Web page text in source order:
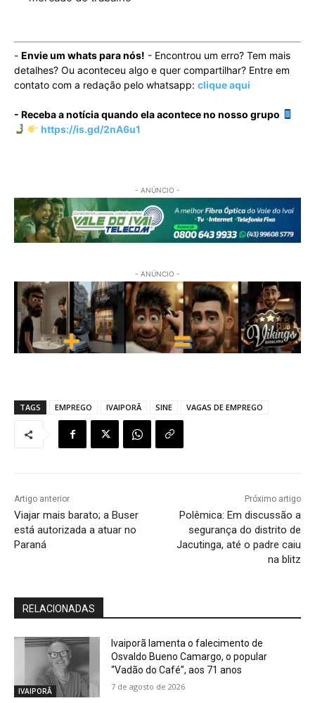
- Envie um whats para nós! - Encontrou um erro? Tem mais
detalhes? Ou aconteceu algo e quer compartilhar? Entre em
contato com a redação pelo whatsapp: clique aqui
- Receba a notícia quando ela acontece no nosso grupo
https://is.gd/2nA6u1
- ANÚNCIO -
- ANÚNCIO -
TAGS EMPREGO IVAIPORÃ SINE VAGAS DE EMPREGO
Artigo anterior
Viajar mais barato; a Buser
está autorizada a atuar no
Paraná
Próximo artigo
Polêmica: Em discussão a
segurança do distrito de
Jacutinga, até o padre caiu
na blitz
RELACIONADAS
IVAIPORÃ
Ivaiporã lamenta o falecimento de
Osvaldo Bueno Camargo, o popular
“Vadão do Café”, aos 71 anos
7 de agosto de 2026